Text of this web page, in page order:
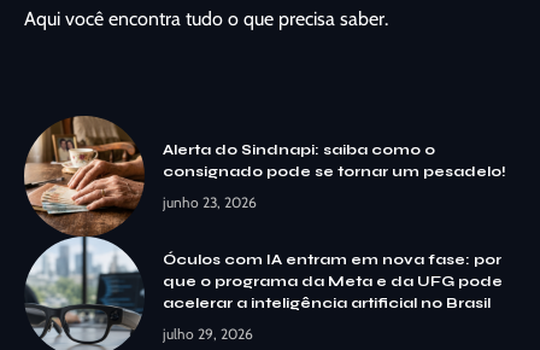
Aqui você encontra tudo o que precisa saber.
Alerta do Sindnapi: saiba como o
consignado pode se tornar um pesadelo!
junho 23, 2026
Óculos com IA entram em nova fase: por
que o programa da Meta e da UFG pode
acelerar a inteligência artificial no Brasil
julho 29, 2026